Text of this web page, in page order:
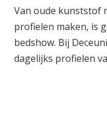
Van oude kunststof
profielen maken, is
bedshow. Bij
dagelijks profielen